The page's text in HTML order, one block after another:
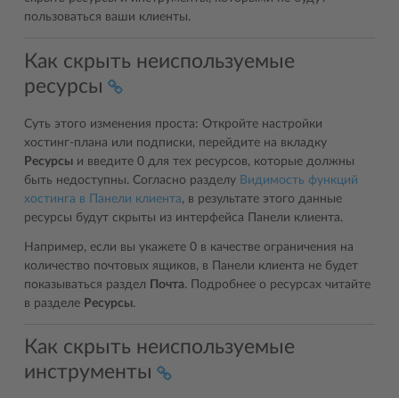
пользоваться ваши клиенты.
Как скрыть неиспользуемые
ресурсы
Суть этого изменения проста: Откройте настройки
хостинг-плана или подписки, перейдите на вкладку
Ресурсы и введите 0 для тех ресурсов, которые должны
быть недоступны. Согласно разделу Видимость функций
хостинга в Панели клиента, в результате этого данные
ресурсы будут скрыты из интерфейса Панели клиента.
Например, если вы укажете 0 в качестве ограничения на
количество почтовых ящиков, в Панели клиента не будет
показываться раздел Почта. Подробнее о ресурсах читайте
в разделе Ресурсы.
Как скрыть неиспользуемые
инструменты